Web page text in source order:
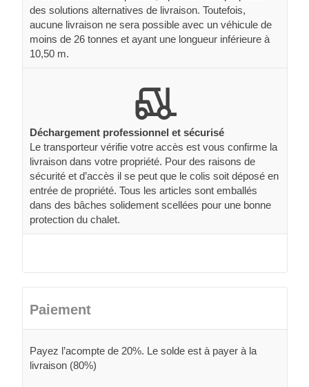
des solutions alternatives de livraison. Toutefois,
aucune livraison ne sera possible avec un véhicule de
moins de 26 tonnes et ayant une longueur inférieure à
10,50 m.
Déchargement professionnel et sécurisé
Le transporteur vérifie votre accès est vous confirme la
livraison dans votre propriété. Pour des raisons de
sécurité et d’accès il se peut que le colis soit déposé en
entrée de propriété. Tous les articles sont emballés
dans des bâches solidement scellées pour une bonne
protection du chalet.
Paiement
Payez l’acompte de 20%. Le solde est à payer à la
livraison (80%)